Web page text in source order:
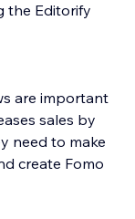
the Editorify
are important
sales by
need to make
create Fomo